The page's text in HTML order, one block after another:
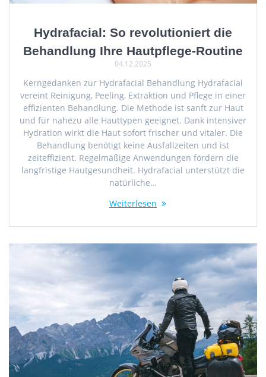
Hydrafacial: So revolutioniert die
Behandlung Ihre Hautpflege-Routine
04.12.2025
Kerngedanken zur Hydrafacial Behandlung Hydrafacial
vereint Reinigung, Peeling, Extraktion und Pflege in einer
effizienten Behandlung. Die Methode ist sanft zur Haut
und für nahezu alle Hauttypen geeignet. Dank intensiver
Hydration wirkt die Haut sofort frischer und vitaler. Die
Behandlung benötigt keine Ausfallzeiten und ist
zeiteffizient. Regelmäßige Anwendungen fördern die
langfristige Hautgesundheit. Hydrafacial unterstützt die
natürliche…
Weiterlesen